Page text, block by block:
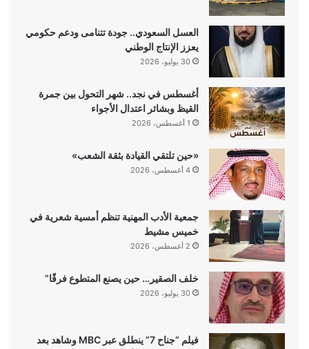
العسل السعودي.. جودة تتنامى ودعم حكومي
يعزز الإنتاج الوطني
30 يوليو، 2026
أغسطس في نجد.. شهر التحول بين جمرة
القيظ وبشائر اعتدال الأجواء
1 أغسطس، 2026
«حين تلتقي القيادة بثقة الشعب»
4 أغسطس، 2026
جمعية الأدب المهنية تنظم أمسية شعرية في
خميس مشيط
2 أغسطس، 2026
خلف الصقير… حين يصنع المتطوع فرقًا”
30 يوليو، 2026
فيلم “جناح 7” ينطلق عبر MBC وشاهد بعد